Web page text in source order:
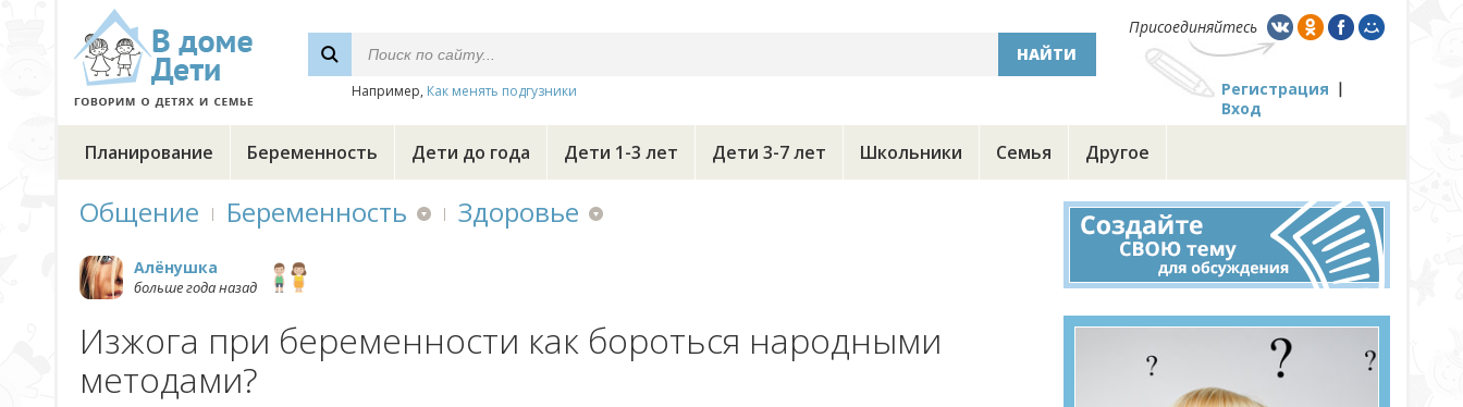
НАЙТИ
Например, Как менять подгузники
Присоединяйтесь
Регистрация
Вход
Планирование Беременность Дети до года Дети 1-3 лет Дети 3-7 лет Школьники Семья Другое
Общение Беременность Здоровье
Алёнушка
больше года назад
Изжога при беременности как бороться народными
методами?